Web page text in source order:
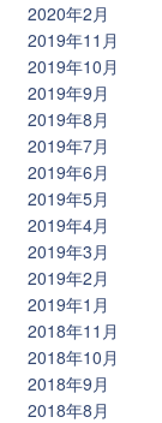
2020年2月
2019年11月
2019年10月
2019年9月
2019年8月
2019年7月
2019年6月
2019年5月
2019年4月
2019年3月
2019年2月
2019年1月
2018年11月
2018年10月
2018年9月
2018年8月